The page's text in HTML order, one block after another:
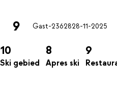
9 Gast-2362828-11-2025
10
Ski gebied
8
Apres ski
9